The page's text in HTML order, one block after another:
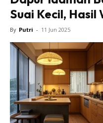
Ruang Tamu
Direktori
Interior Design
Landskap
DIY
Bilik Air
Bilik Tidur
Dapur
Suai Kecil, Hasil
By Putri - 11 Jun 2025